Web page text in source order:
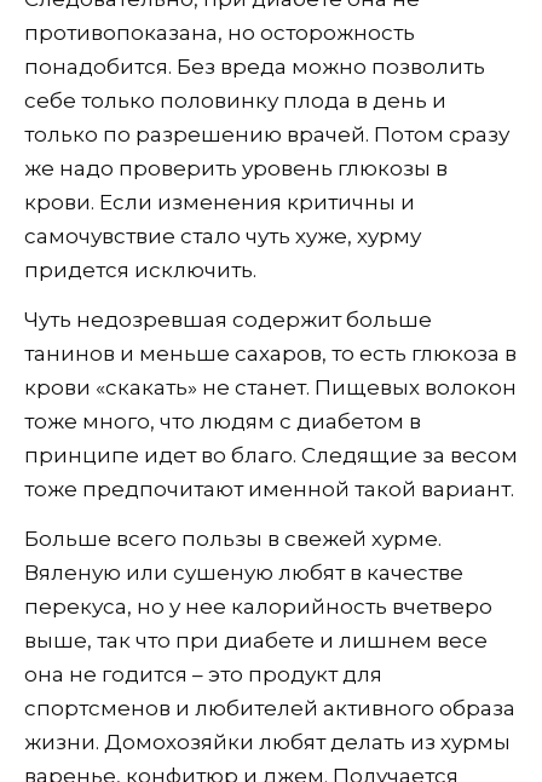
противопоказана, но осторожность
понадобится. Без вреда можно позволить
себе только половинку плода в день и
только по разрешению врачей. Потом сразу
же надо проверить уровень глюкозы в
крови. Если изменения критичны и
самочувствие стало чуть хуже, хурму
придется исключить.
Чуть недозревшая содержит больше
танинов и меньше сахаров, то есть глюкоза в
крови «скакать» не станет. Пищевых волокон
тоже много, что людям с диабетом в
принципе идет во благо. Следящие за весом
тоже предпочитают именной такой вариант.
Больше всего пользы в свежей хурме.
Вяленую или сушеную любят в качестве
перекуса, но у нее калорийность вчетверо
выше, так что при диабете и лишнем весе
она не годится – это продукт для
спортсменов и любителей активного образа
жизни. Домохозяйки любят делать из хурмы
варенье, конфитюр и джем. Получается